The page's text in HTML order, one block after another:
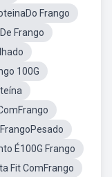
Frango
Frango
100G
É100G Frango
Fit ComFrango